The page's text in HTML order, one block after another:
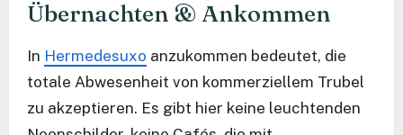
Übernachten & Ankommen
In Hermedesuxo anzukommen bedeutet, die
totale Abwesenheit von kommerziellem Trubel
zu akzeptieren. Es gibt hier keine leuchtenden